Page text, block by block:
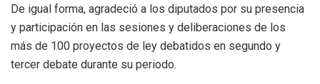
De igual forma, agradeció a los diputados por su presencia
y participación en las sesiones y deliberaciones de los
más de 100 proyectos de ley debatidos en segundo y
tercer debate durante su periodo.